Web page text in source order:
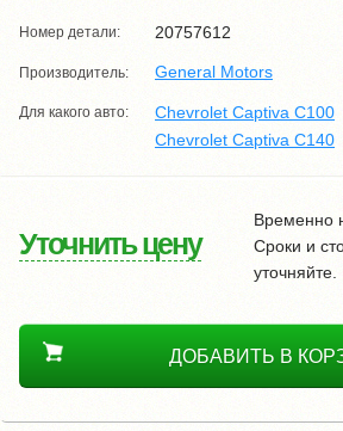
Номер детали: 20757612
Производитель: General Motors
Для какого авто:
Chevrolet Captiva C100
Chevrolet Captiva C140
Уточнить цену
Временно
Сроки и
уточняйте.
ДОБАВИТЬ В